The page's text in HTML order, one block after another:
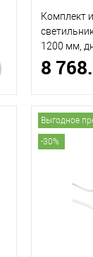
Комплект
1200 мм,
(ДИЛАЙТ)
8
Выгодное
-30%